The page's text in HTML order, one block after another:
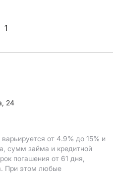
1
24
от 4.9% до 15% и
сумм займа и кредитной
погашения от 61 дня,
При этом любые